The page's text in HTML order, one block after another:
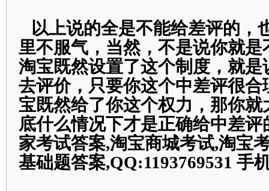
以上说的全是不能给差评的，
里不服气，当然，不是说你就
淘宝既然设置了这个制度，就是
去评价，只要你这个中差评很合
宝既然给了你这个权力，那你
底什么情况下才是正确给中差
家考试答案,淘宝商城考试,淘宝
基础题答案,QQ:1193769531 手